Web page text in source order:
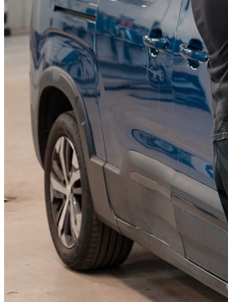
KGM Pickups
Fordonstyp
PickupTransportbilPersonbil
Visa alla fordon